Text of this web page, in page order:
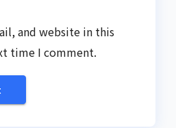
and website in this
time I comment.